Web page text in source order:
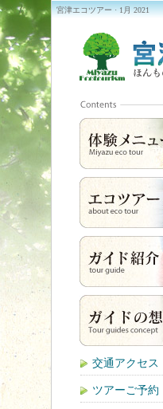
宮津エコツアー · 1月 2021
交通アクセス
ツアーご予約